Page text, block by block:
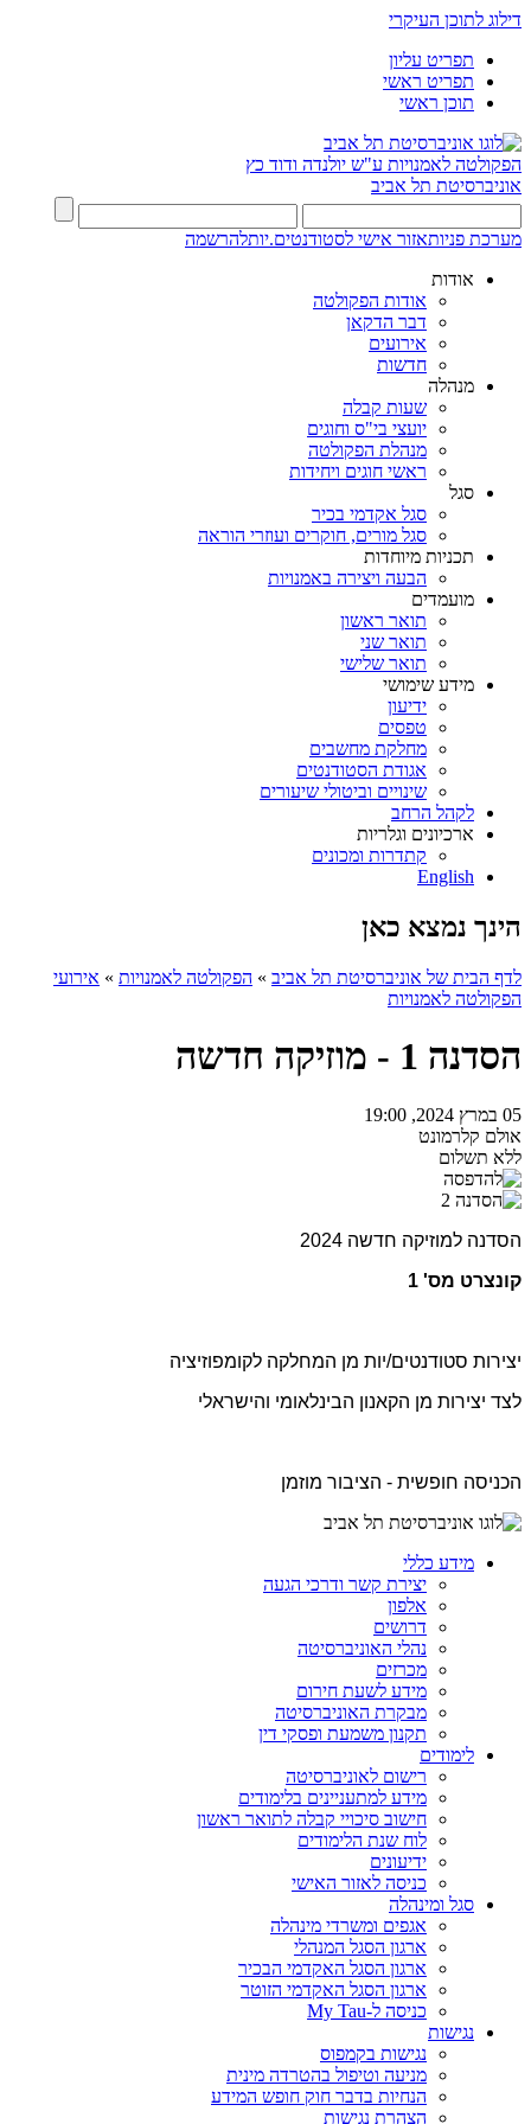
דילוג לתוכן העיקרי
תפריט עליון
תפריט ראשי
תוכן ראשי
הפקולטה לאמנויות ע"ש יולנדה ודוד כץ
אוניברסיטת תל אביב
מערכת פניותאזור אישי לסטודנטים.יותלהרשמה
אודות
אודות הפקולטה
דבר הדקאן
אירועים
חדשות
מנהלה
שעות קבלה
יועצי בי"ס וחוגים
מנהלת הפקולטה
ראשי חוגים ויחידות
סגל
סגל אקדמי בכיר
סגל מורים, חוקרים ועוזרי הוראה
תכניות מיוחדות
הבעה ויצירה באמנויות
מועמדים
תואר ראשון
תואר שני
תואר שלישי
מידע שימושי
ידיעון
טפסים
מחלקת מחשבים
אגודת הסטודנטים
שינויים וביטולי שיעורים
לקהל הרחב
ארכיונים וגלריות
קתדרות ומכונים
English
הינך נמצא כאן
לדף הבית של אוניברסיטת תל אביב » הפקולטה לאמנויות » אירועי
הפקולטה לאמנויות
הסדנה 1 - מוזיקה חדשה
05 במרץ 2024, 19:00
אולם קלרמונט
ללא תשלום
הסדנה למוזיקה חדשה 2024
קונצרט מס' 1
יצירות סטודנטים/יות מן המחלקה לקומפוזיציה
לצד יצירות מן הקאנון הבינלאומי והישראלי
הכניסה חופשית - הציבור מוזמן
מידע כללי
יצירת קשר ודרכי הגעה
אלפון
דרושים
נהלי האוניברסיטה
מכרזים
מידע לשעת חירום
מבקרת האוניברסיטה
תקנון משמעת ופסקי דין
לימודים
רישום לאוניברסיטה
מידע למתעניינים בלימודים
חישוב סיכויי קבלה לתואר ראשון
לוח שנת הלימודים
ידיעונים
כניסה לאזור האישי
סגל ומינהלה
אגפים ומשרדי מינהלה
ארגון הסגל המנהלי
ארגון הסגל האקדמי הבכיר
ארגון הסגל האקדמי הזוטר
כניסה ל-My Tau
נגישות
נגישות בקמפוס
מניעה וטיפול בהטרדה מינית
הנחיות בדבר חוק חופש המידע
הצהרת נגישות